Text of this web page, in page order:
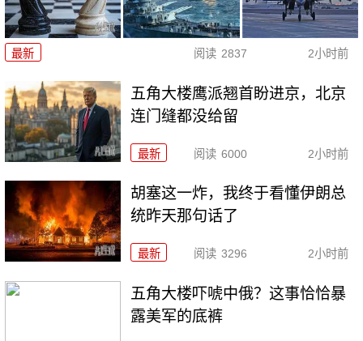
最新 阅读 2837 2小时前
五角大楼鹰派翘首盼进京，北京
连门缝都没给留
最新 阅读 6000 2小时前
胡塞这一炸，我终于看懂伊朗总
统昨天那句话了
最新 阅读 3296 2小时前
五角大楼吓唬中俄？这事恰恰暴
露美军的底裤